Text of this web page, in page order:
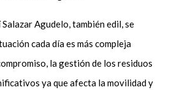
Agudelo, también edil, se
cada día es más compleja
la gestión de los residuos
ya que afecta la movilidad y